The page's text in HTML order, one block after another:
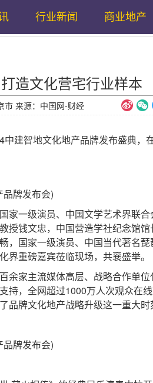
行业新闻 商业地产
造文化营宅行业样本
来源：中国网-财经
建智地文化地产品牌发布盛典，
牌发布会)
一级演员、中国文学艺术界联合
钱文忠，中国营造学社纪念馆馆
，国家一级演员、中国当代著名琵
重磅嘉宾莅临现场，共襄盛举。
家主流媒体高层、战略合作单位
持，全网超过1000万人次观众在
牌文化地产战略升级这一重大时
牌发布会)